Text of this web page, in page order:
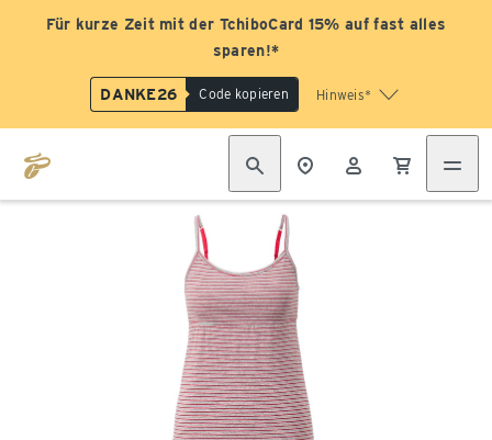
Für kurze Zeit mit der TchiboCard 15% auf fast alles
sparen!*
DANKE26 Code kopieren Hinweis*